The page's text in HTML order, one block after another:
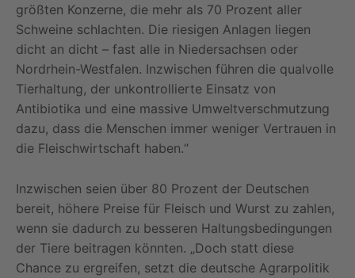
größten Konzerne, die mehr als 70 Prozent aller
Schweine schlachten. Die riesigen Anlagen liegen
dicht an dicht – fast alle in Niedersachsen oder
Nordrhein-Westfalen. Inzwischen führen die qualvolle
Tierhaltung, der unkontrollierte Einsatz von
Antibiotika und eine massive Umweltverschmutzung
dazu, dass die Menschen immer weniger Vertrauen in
die Fleischwirtschaft haben.“
Inzwischen seien über 80 Prozent der Deutschen
bereit, höhere Preise für Fleisch und Wurst zu zahlen,
wenn sie dadurch zu besseren Haltungsbedingungen
der Tiere beitragen könnten. „Doch statt diese
Chance zu ergreifen, setzt die deutsche Agrarpolitik